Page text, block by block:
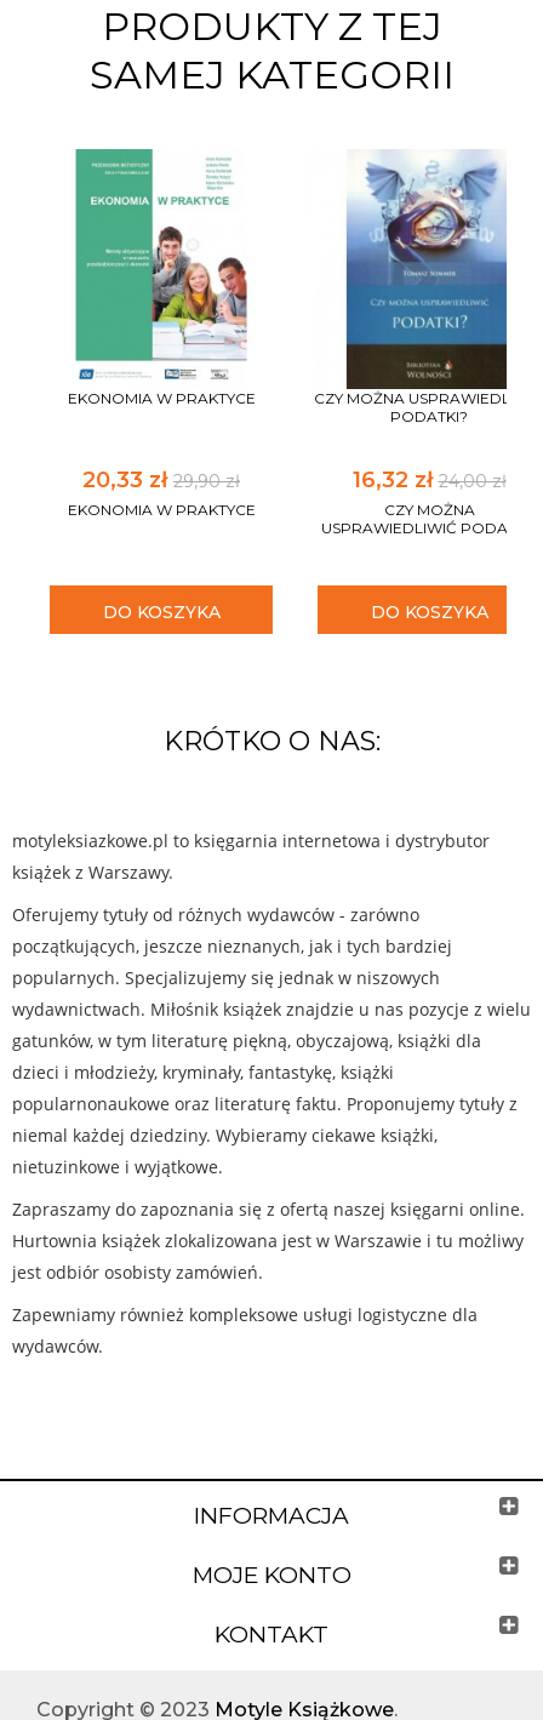
PRODUKTY Z TEJ
SAMEJ KATEGORII
EKONOMIA W PRAKTYCE
20,33 zł 29,90 zł
EKONOMIA W PRAKTYCE
DO KOSZYKA
CZY MOŻNA USPRAWIEDLIWIĆ
PODATKI?
16,32 zł24,00 zł
CZY MOŻNA
USPRAWIEDLIWIĆ PODATKI?
DO KOSZYKA
KRÓTKO O NAS:
motyleksiazkowe.pl to księgarnia internetowa i dystrybutor
książek z Warszawy.
Oferujemy tytuły od różnych wydawców - zarówno
początkujących, jeszcze nieznanych, jak i tych bardziej
popularnych. Specjalizujemy się jednak w niszowych
wydawnictwach. Miłośnik książek znajdzie u nas pozycje z wielu
gatunków, w tym literaturę piękną, obyczajową, książki dla
dzieci i młodzieży, kryminały, fantastykę, książki
popularnonaukowe oraz literaturę faktu. Proponujemy tytuły z
niemal każdej dziedziny. Wybieramy ciekawe książki,
nietuzinkowe i wyjątkowe.
Zapraszamy do zapoznania się z ofertą naszej księgarni online.
Hurtownia książek zlokalizowana jest w Warszawie i tu możliwy
jest odbiór osobisty zamówień.
Zapewniamy również kompleksowe usługi logistyczne dla
wydawców.
INFORMACJA
MOJE KONTO
KONTAKT
Copyright © 2023 Motyle Książkowe.